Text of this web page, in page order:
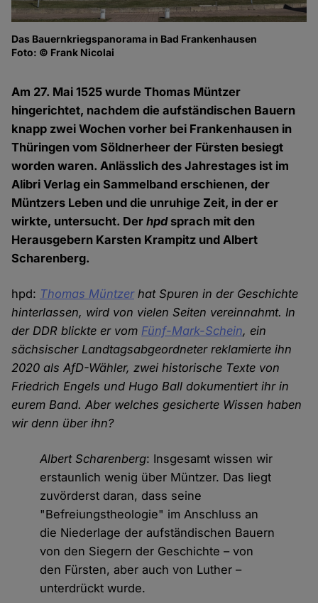
Das Bauernkriegspanorama in Bad Frankenhausen
Foto: © Frank Nicolai
Am 27. Mai 1525 wurde Thomas Müntzer
hingerichtet, nachdem die aufständischen Bauern
knapp zwei Wochen vorher bei Frankenhausen in
Thüringen vom Söldnerheer der Fürsten besiegt
worden waren. Anlässlich des Jahrestages ist im
Alibri Verlag ein Sammelband erschienen, der
Müntzers Leben und die unruhige Zeit, in der er
wirkte, untersucht. Derhpd sprach mit den
Herausgebern Karsten Krampitz und Albert
Scharenberg.
hpd: Thomas Müntzerhat Spuren in der Geschichte
hinterlassen, wird von vielen Seiten vereinnahmt. In
der DDR blickte er vom Fünf-Mark-Schein, ein
sächsischer Landtagsabgeordneter reklamierte ihn
2020 als AfD-Wähler, zwei historische Texte von
Friedrich Engels und Hugo Ball dokumentiert ihr in
eurem Band. Aber welches gesicherte Wissen haben
wir denn über ihn?
Albert Scharenberg: Insgesamt wissen wir
erstaunlich wenig über Müntzer. Das liegt
zuvörderst daran, dass seine
"Befreiungstheologie" im Anschluss an
die Niederlage der aufständischen Bauern
von den Siegern der Geschichte – von
den Fürsten, aber auch von Luther –
unterdrückt wurde.